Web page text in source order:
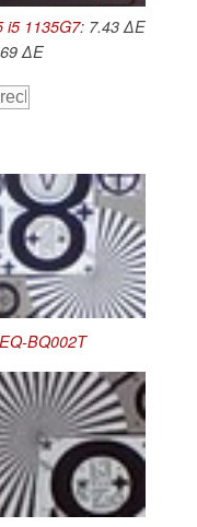
i5 1135G7: 7.43 ∆E
∆E
BQ002T